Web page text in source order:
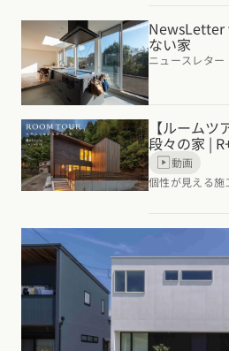
香川県徳島県愛媛県高知県
九州・沖縄エリア
福岡県佐賀県長崎県
沖縄県
デザインのヒント
ニュースレター
関西エリア
大阪府兵庫県京都府
中国エリア
広島県岡山県鳥取県島根県
香川県 徳島県愛媛県
九州・沖縄エリア
福岡県 佐賀県 大
沖縄県
NewsLetter
ない家
ニュースレター
【ルーム
段々の家 |
動画
個性が見える施